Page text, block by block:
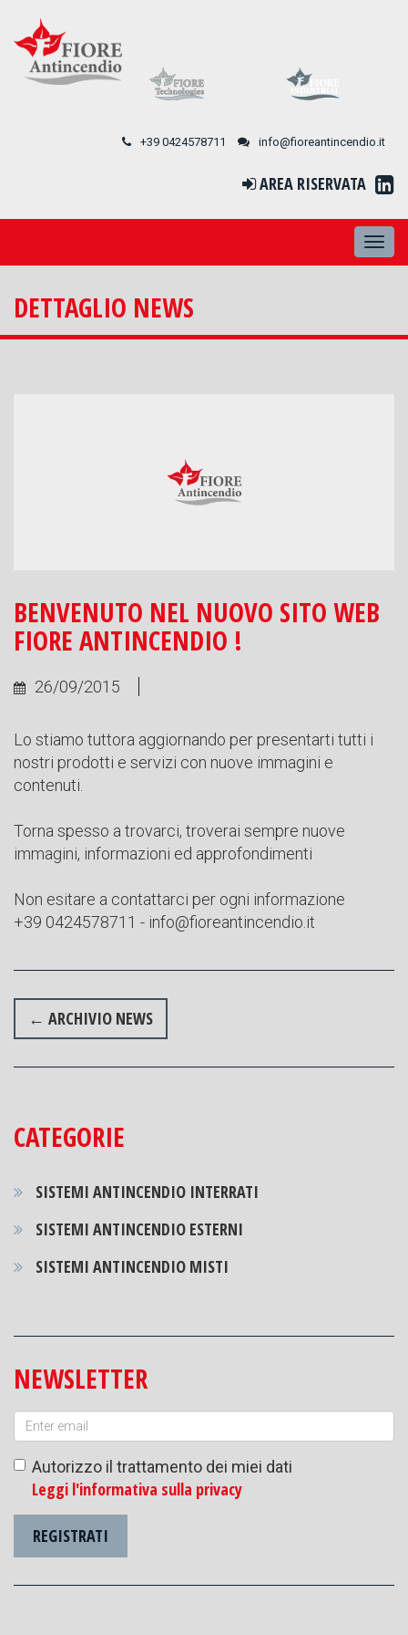
+39 0424578711 info@fioreantincendio.it
AREA RISERVATA
DETTAGLIO NEWS
BENVENUTO NEL NUOVO SITO WEB
FIORE ANTINCENDIO !
26/09/2015
Lo stiamo tuttora aggiornando per presentarti tutti i
nostri prodotti e servizi con nuove immagini e
contenuti.
Torna spesso a trovarci, troverai sempre nuove
immagini, informazioni ed approfondimenti
Non esitare a contattarci per ogni informazione
+39 0424578711 - info@fioreantincendio.it
← ARCHIVIO NEWS
CATEGORIE
SISTEMI ANTINCENDIO INTERRATI
SISTEMI ANTINCENDIO ESTERNI
SISTEMI ANTINCENDIO MISTI
NEWSLETTER
Autorizzo il trattamento dei miei dati
Leggi l'informativa sulla privacy
REGISTRATI